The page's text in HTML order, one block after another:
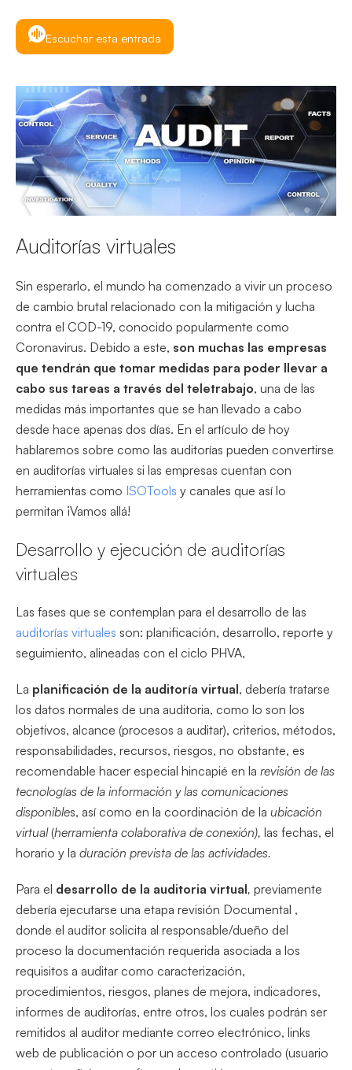
Escuchar esta entrada
Auditorías virtuales
Sin esperarlo, el mundo ha comenzado a vivir un proceso
de cambio brutal relacionado con la mitigación y lucha
contra el COD-19, conocido popularmente como
Coronavirus. Debido a este, son muchas las empresas
que tendrán que tomar medidas para poder llevar a
cabo sus tareas a través del teletrabajo, una de las
medidas más importantes que se han llevado a cabo
desde hace apenas dos días. En el artículo de hoy
hablaremos sobre como las auditorías pueden convertirse
en auditorías virtuales si las empresas cuentan con
herramientas como ISOTools y canales que así lo
permitan ¡Vamos allá!
Desarrollo y ejecución de auditorías
virtuales
Las fases que se contemplan para el desarrollo de las
auditorías virtuales son: planificación, desarrollo, reporte y
seguimiento, alineadas con el ciclo PHVA,
La planificación de la auditoría virtual, debería tratarse
los datos normales de una auditoria, como lo son los
objetivos, alcance (procesos a auditar), criterios, métodos,
responsabilidades, recursos, riesgos, no obstante, es
recomendable hacer especial hincapié en la revisión de las
tecnologías de la información y las comunicaciones
disponibles, así como en la coordinación de la ubicación
virtual(herramienta colaborativa de conexión), las fechas, el
horario y la duración prevista de las actividades.
Para el desarrollo de la auditoria virtual, previamente
debería ejecutarse una etapa revisión Documental ,
donde el auditor solicita al responsable/dueño del
proceso la documentación requerida asociada a los
requisitos a auditar como caracterización,
procedimientos, riesgos, planes de mejora, indicadores,
informes de auditorías, entre otros, los cuales podrán ser
remitidos al auditor mediante correo electrónico, links
web de publicación o por un acceso controlado (usuario